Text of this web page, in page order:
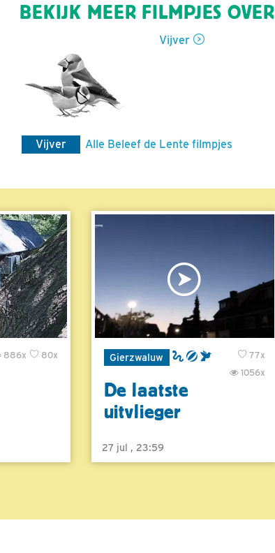
BEKIJK MEER FILMPJES OVER
Vijver
Vijver Alle Beleef de Lente filmpjes
80x
886x Gierzwaluw
77x
1056x
De laatste
uitvlieger
27 jul , 23:59